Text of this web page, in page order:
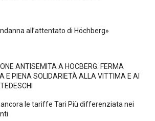
all’attentato di Höchberg»
ANTISEMITA A HÖCBERG: FERMA
E PIENA SOLIDARIETÀ ALLA VITTIMA E AI
le tariffe Tari Più differenziata nei